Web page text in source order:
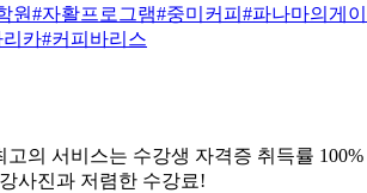
원#자활프로그램#중미커피#파나마의게이
카#커피바리스
의 서비스는 수강생 자격증 취득률 100%
사진과 저렴한 수강료!